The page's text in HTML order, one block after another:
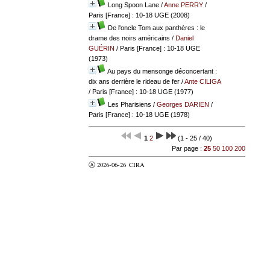
Long Spoon Lane/Anne PERRY/
Paris [France] : 10-18 UGE (2008)
De l'oncle Tom aux panthères : le
drame des noirs américains / Daniel
GUÉRIN / Paris [France] : 10-18 UGE
(1973)
Au pays du mensonge déconcertant :
dix ans derrière le rideau de fer/Ante CILIGA
/ Paris [France] : 10-18 UGE (1977)
Les Pharisiens / Georges DARIEN /
Paris [France] : 10-18 UGE (1978)
1 2
(1 - 25 / 40)
Par page : 25 50 100 200
Ⓐ 2026-06-26 CIRA